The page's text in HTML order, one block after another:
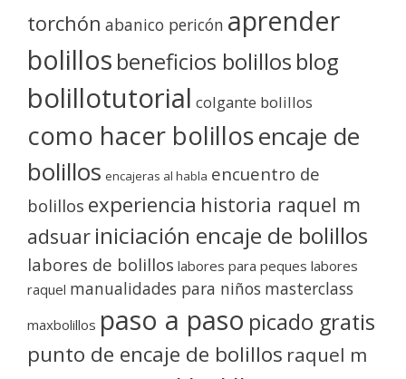
torchón abanico pericón aprender
bolillos beneficios bolillos blog
bolillotutorial colgante bolillos
como hacer bolillosencaje de
bolillos encajeras al habla encuentro de
bolillos experiencia historia raquel m
adsuar iniciación encaje de bolillos
labores de bolillos labores para peques labores
raquel manualidades para niños masterclass
maxbolillos paso a paso picado gratis
punto de encaje de bolillos raquel m